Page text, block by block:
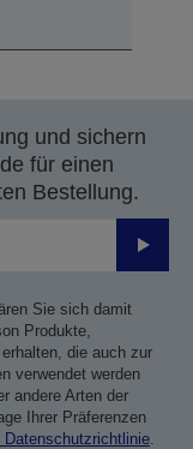
und sichern
für einen
Bestellung.
Sie sich damit
Produkte,
die auch zur
verwendet werden
andere Arten der
Ihrer Präferenzen
Datenschutzrichtlinie